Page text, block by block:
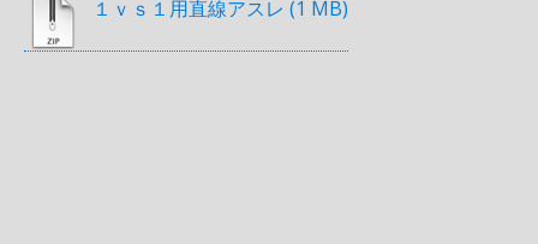
１ｖｓ１用直線アスレ